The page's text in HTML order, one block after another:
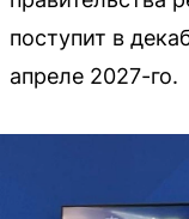
поступит в
апреле 2027-го.